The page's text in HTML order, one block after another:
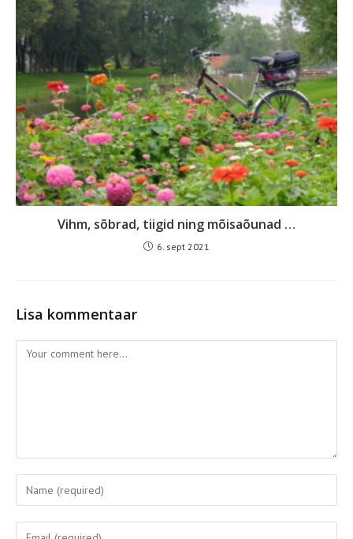
Vihm, sõbrad, tiigid ning mõisaõunad …
6. sept 2021
Lisa kommentaar
Comment
Enter
your
name
Enter